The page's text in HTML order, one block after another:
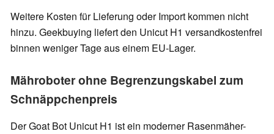
Weitere Kosten für Lieferung oder Import kommen nicht
hinzu. Geekbuying liefert den Unicut H1 versandkostenfrei
binnen weniger Tage aus einem EU-Lager.
Mähroboter ohne Begrenzungskabel zum
Schnäppchenpreis
Der Goat Bot Unicut H1 ist ein moderner Rasenmäher-